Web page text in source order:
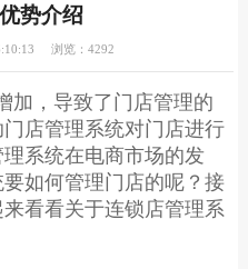
势介绍
浏览：4292
加，导致了门店管理的
门店管理系统对门店进行
系统在电商市场的发
如何管理门店的呢？接
看看关于连锁店管理系